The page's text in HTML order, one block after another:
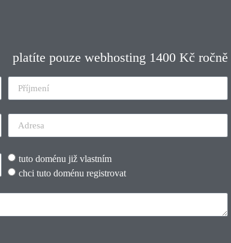
platíte pouze webhosting 1400 Kč ročně
tuto doménu již vlastním
chci tuto doménu registrovat